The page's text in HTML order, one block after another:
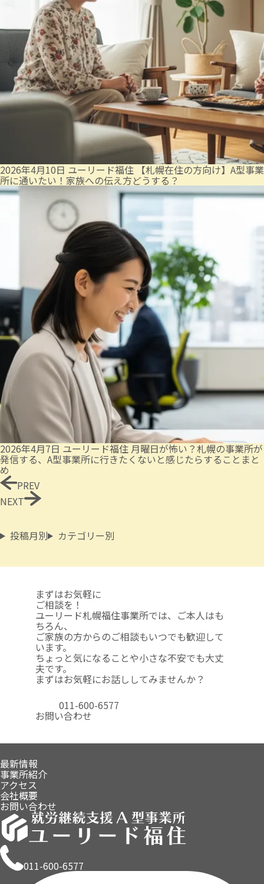
2026年4月10日 ユーリード福住 【札幌在住の方向け】A型事業
所に通いたい！家族への伝え方どうする？
2026年4月7日 ユーリード福住 月曜日が怖い？札幌の事業所が
発信する、A型事業所に行きたくないと感じたらすることまと
め
PREV
NEXT
投稿月別 カテゴリー別
まずはお気軽に
ご相談を！
ユーリード札幌福住事業所では、ご本人はも
ちろん、
ご家族の方からのご相談もいつでも歓迎して
います。
ちょっと気になることや小さな不安でも大丈
夫です。
まずはお気軽にお話ししてみませんか？
011-600-6577
お問い合わせ
最新情報
事業所紹介
アクセス
会社概要
お問い合わせ
011-600-6577